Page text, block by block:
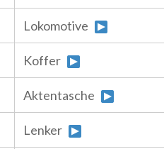
Lokomotive
Koffer
Aktentasche
Lenker